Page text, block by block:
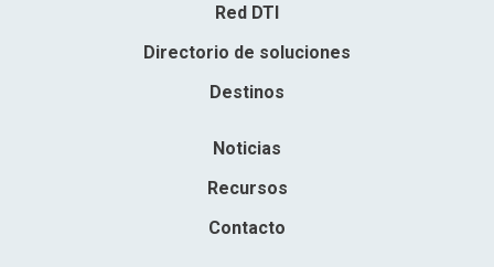
Red DTI
Directorio de soluciones
Destinos
Noticias
Recursos
Contacto